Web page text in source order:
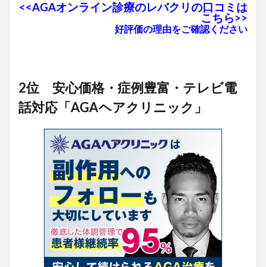
<<AGAオンライン診療のレバクリの口コミは
こちら>>
好評価の理由をご確認ください
2位 安心価格・症例豊富・テレビ電
話対応「AGAヘアクリニック」